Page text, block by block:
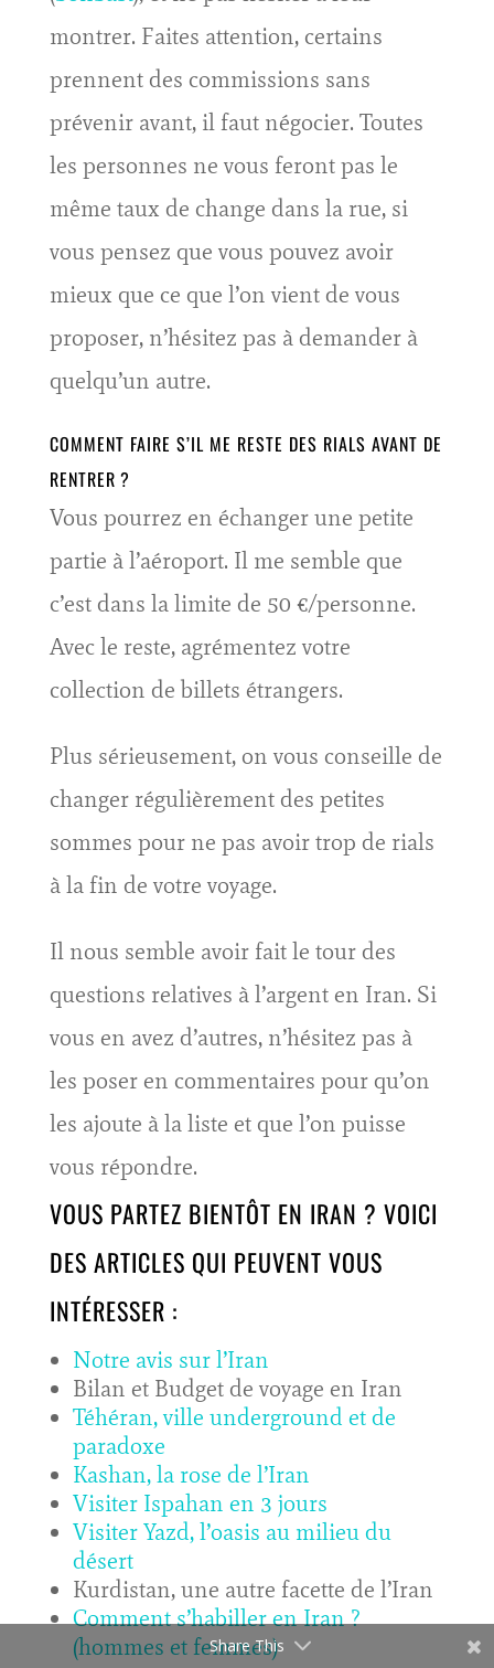
montrer. Faites attention, certains
prennent des commissions sans
prévenir avant, il faut négocier. Toutes
les personnes ne vous feront pas le
même taux de change dans la rue, si
vous pensez que vous pouvez avoir
mieux que ce que l’on vient de vous
proposer, n’hésitez pas à demander à
quelqu’un autre.
COMMENT FAIRE S’IL ME RESTE DES RIALS AVANT DE
RENTRER ?
Vous pourrez en échanger une petite
partie à l’aéroport. Il me semble que
c’est dans la limite de 50 €/personne.
Avec le reste, agrémentez votre
collection de billets étrangers.
Plus sérieusement, on vous conseille de
changer régulièrement des petites
sommes pour ne pas avoir trop de rials
à la fin de votre voyage.
Il nous semble avoir fait le tour des
questions relatives à l’argent en Iran. Si
vous en avez d’autres, n’hésitez pas à
les poser en commentaires pour qu’on
les ajoute à la liste et que l’on puisse
vous répondre.
VOUS PARTEZ BIENTÔT EN IRAN ? VOICI
DES ARTICLES QUI PEUVENT VOUS
INTÉRESSER :
Notre avis sur l’Iran
Bilan et Budget de voyage en Iran
Téhéran, ville underground et de
paradoxe
Kashan, la rose de l’Iran
Visiter Ispahan en 3 jours
Visiter Yazd, l’oasis au milieu du
désert
Kurdistan, une autre facette de l’Iran
Comment s’habiller en Iran ?
(hommes et femmes)
Share This